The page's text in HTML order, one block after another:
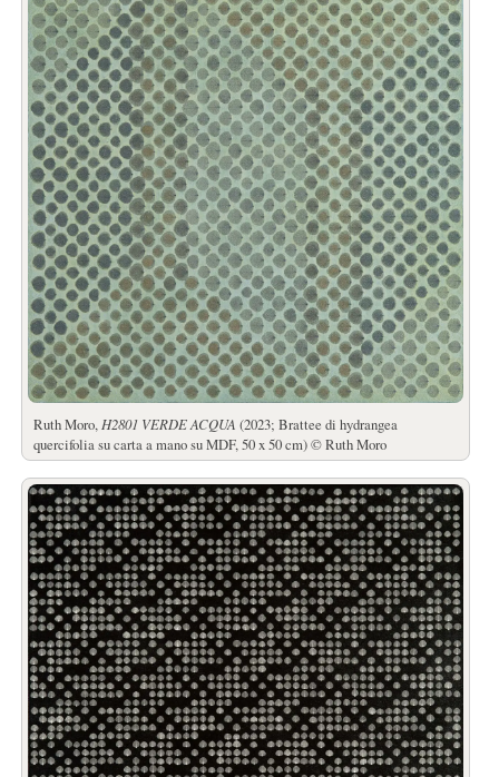
Ruth Moro, H2801 VERDE ACQUA (2023; Brattee di hydrangea
quercifolia su carta a mano su MDF, 50 x 50 cm) © Ruth Moro